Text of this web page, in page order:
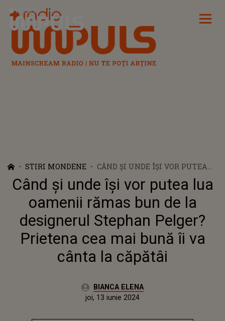
Radio Impuls
STIRI MONDENE
CÂND ȘI UNDE ÎȘI VOR PUTEA
LUA OAMENII RĂMAS BUN DE
LA DESIGNERUL STEPHAN
PELGER? PRIETENA CEA MAI
BUNĂ ÎI VA CÂNTA LA CĂPĂTÂI
Când și unde își vor putea lua
oamenii rămas bun de la
designerul Stephan Pelger?
Prietena cea mai bună îi va
cânta la căpătâi
Autor:BIANCA ELENA
Actualizat:
joi, 13 iunie 2024